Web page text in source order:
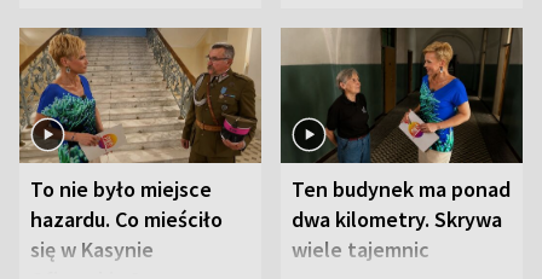
To nie było miejsce
hazardu. Co mieściło
się w Kasynie
Ten budynek ma ponad
dwa kilometry. Skrywa
wiele tajemnic